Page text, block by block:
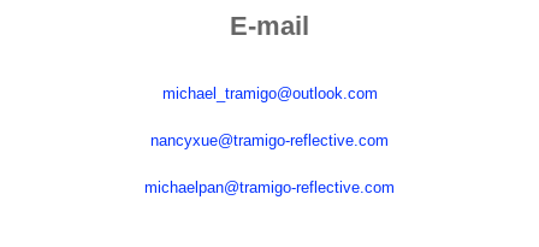
E-mail
michael_tramigo@outlook.com
nancyxue@tramigo-reflective.com
michaelpan@tramigo-reflective.com